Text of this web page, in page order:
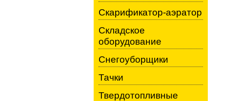
Скарификатор-аэратор
Складское
оборудование
Снегоуборщики
Тачки
Твердотопливные